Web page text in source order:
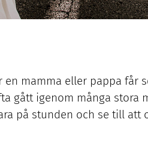
mamma eller pappa får
gått igenom många stora
på stunden och se till